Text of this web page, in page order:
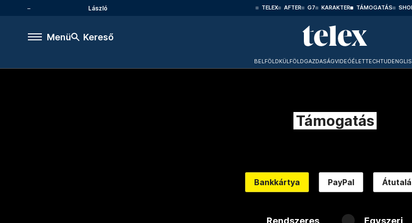
László TELEX AFTER G7 KARAKTER TÁMOGATÁS
Menü Kereső
BELFÖLDKÜLFÖLDGAZDASÁGVIDEÓÉLETTECHTUD
Támogatás
Bankkártya PayPal
Rendszeres Egyszeri